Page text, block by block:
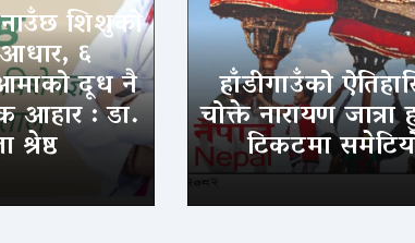
शिशुको
६
दूध नै
आहार : डा.
श्रेष्ठ
हाँडीगाउँको
चोक्ते नारायण
टिकटमा